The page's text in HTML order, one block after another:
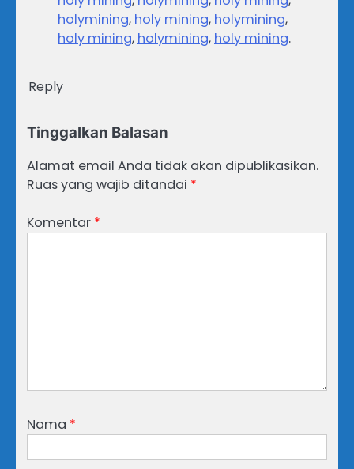
holymining, holy mining, holymining,
holy mining, holymining, holy mining.
Reply
Tinggalkan Balasan
Alamat email Anda tidak akan dipublikasikan.
Ruas yang wajib ditandai *
Komentar *
Nama *